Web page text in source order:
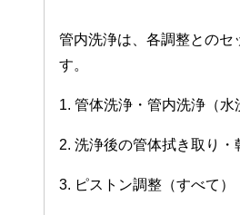
管内洗浄は、各調整とのセ
す。
1. 管体洗浄・管内洗浄（水
2. 洗浄後の管体拭き取り・
3. ピストン調整（すべて）